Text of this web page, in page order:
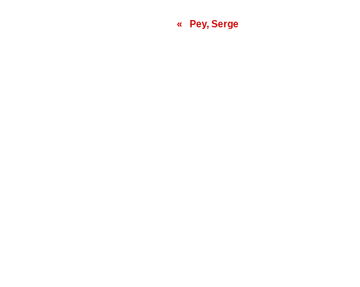
« Pey, Serge